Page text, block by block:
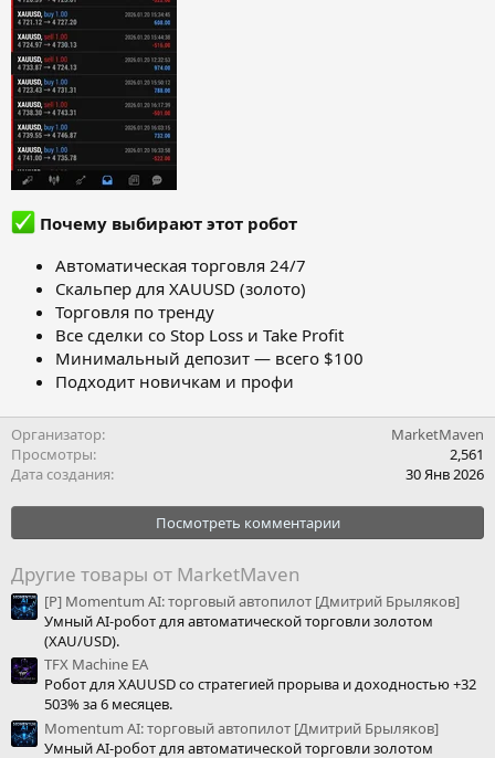
Почему выбирают этот робот
Автоматическая торговля 24/7
Скальпер для XAUUSD (золото)
Торговля по тренду
Все сделки со Stop Loss и Take Profit
Минимальный депозит — всего $100
Подходит новичкам и профи
Организатор
MarketMaven
Просмотры
2,561
Дата создания
30 Янв 2026
Посмотреть комментарии
Другие товары от MarketMaven
[Р] Momentum AI: торговый автопилот [Дмитрий Брыляков]
Умный AI-робот для автоматической торговли золотом
(XAU/USD).
TFX Machine EA
Робот для XAUUSD со стратегией прорыва и доходностью +32
503% за 6 месяцев.
Momentum AI: торговый автопилот [Дмитрий Брыляков]
Умный AI-робот для автоматической торговли золотом